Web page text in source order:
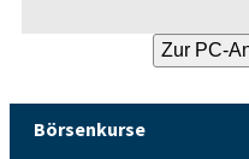
Börsenkurse